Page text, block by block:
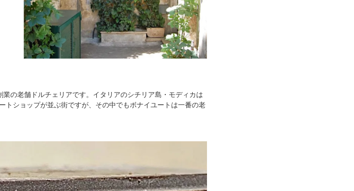
の老舗ドルチェリアです。イタリアのシチリア島・モディカは
トショップが並ぶ街ですが、その中でもボナイユートは一番の老